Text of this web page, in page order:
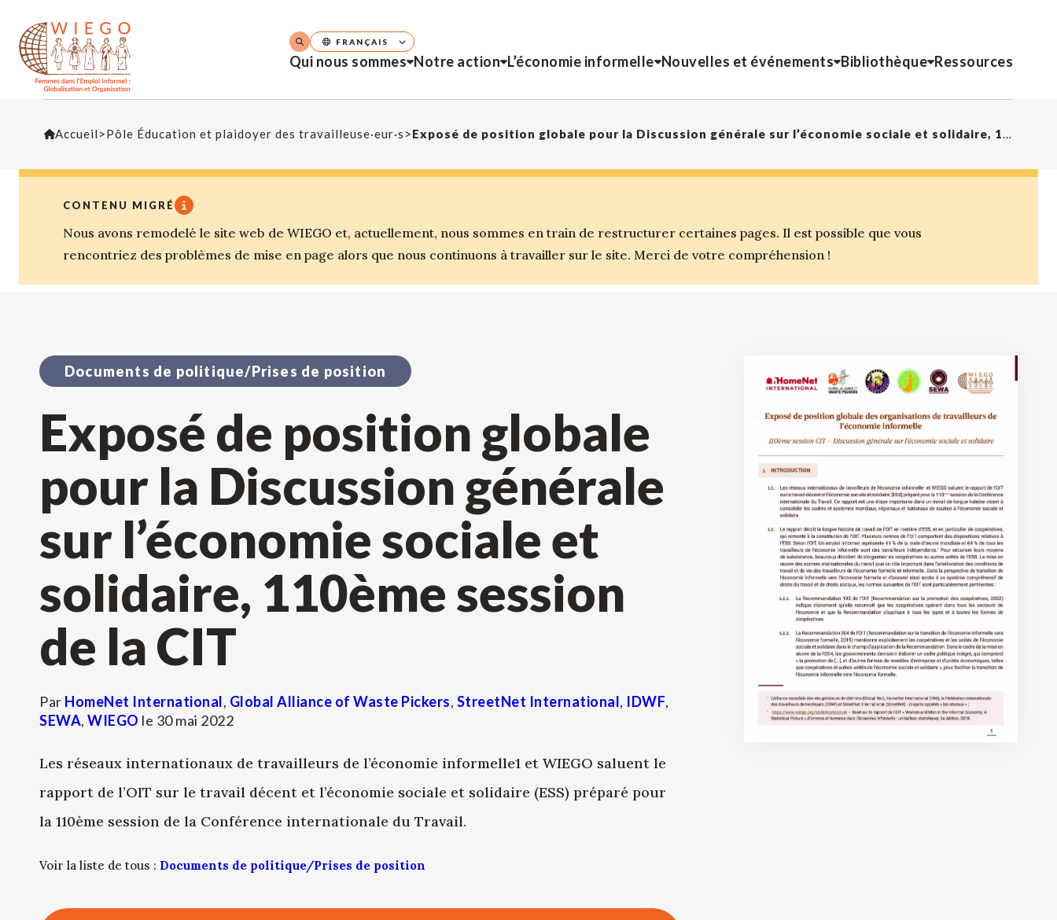
Qui nous sommes Notre action L’économie informelle Nouvelles et événements Bibliothèque Ressources
FRANÇAIS
Accueil >Pôle Éducation et plaidoyer des travailleuse·eur·s > Exposé de position globale pour la Discussion générale sur l’économie sociale et solidaire, 110ème session de la CIT
CONTENU MIGRÉ
Nous avons remodelé le site web de WIEGO et, actuellement, nous sommes en train de restructurer certaines pages. Il est possible que vous
rencontriez des problèmes de mise en page alors que nous continuons à travailler sur le site. Merci de votre compréhension !
Documents de politique/Prises de position
Exposé de position globale
pour la Discussion générale
sur l’économie sociale et
solidaire, 110ème session
de la CIT
Par HomeNet International, Global Alliance of Waste Pickers, StreetNet International, IDWF,
SEWA, WIEGO le 30 mai 2022
Les réseaux internationaux de travailleurs de l’économie informelle1 et WIEGO saluent le
rapport de l’OIT sur le travail décent et l’économie sociale et solidaire (ESS) préparé pour
la 110ème session de la Conférence internationale du Travail.
Voir la liste de tous : Documents de politique/Prises de position